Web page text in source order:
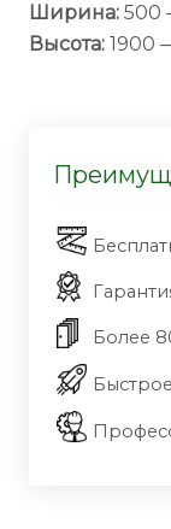
Ширина: 500
Высота: 1900
Более